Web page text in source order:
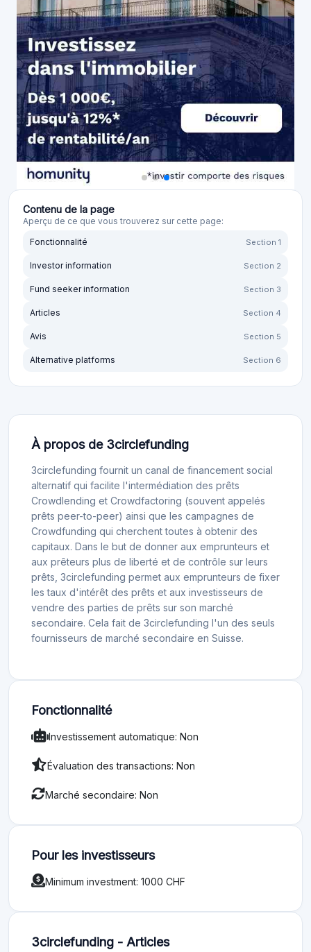
Contenu de la page
Aperçu de ce que vous trouverez sur cette page:
Fonctionnalité
Section 1
Investor information Section 2
Fund seeker information Section 3
Articles Section 4
Avis Section 5
Alternative platforms Section 6
À propos de 3circlefunding
3circlefunding fournit un canal de financement social
alternatif qui facilite l'intermédiation des prêts
Crowdlending et Crowdfactoring (souvent appelés
prêts peer-to-peer) ainsi que les campagnes de
Crowdfunding qui cherchent toutes à obtenir des
capitaux. Dans le but de donner aux emprunteurs et
aux prêteurs plus de liberté et de contrôle sur leurs
prêts, 3circlefunding permet aux emprunteurs de fixer
les taux d'intérêt des prêts et aux investisseurs de
vendre des parties de prêts sur son marché
secondaire. Cela fait de 3circlefunding l'un des seuls
fournisseurs de marché secondaire en Suisse.
Fonctionnalité
Investissement automatique: Non
Évaluation des transactions: Non
Marché secondaire: Non
Pour les investisseurs
Minimum investment: 1000 CHF
3circlefunding - Articles